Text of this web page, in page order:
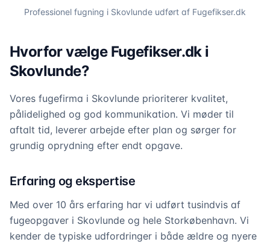
Professionel fugning i Skovlunde udført af Fugefikser.dk
Hvorfor vælge Fugefikser.dk i
Skovlunde?
Vores fugefirma i Skovlunde prioriterer kvalitet,
pålidelighed og god kommunikation. Vi møder til
aftalt tid, leverer arbejde efter plan og sørger for
grundig oprydning efter endt opgave.
Erfaring og ekspertise
Med over 10 års erfaring har vi udført tusindvis af
fugeopgaver i Skovlunde og hele Storkøbenhavn. Vi
kender de typiske udfordringer i både ældre og nyere